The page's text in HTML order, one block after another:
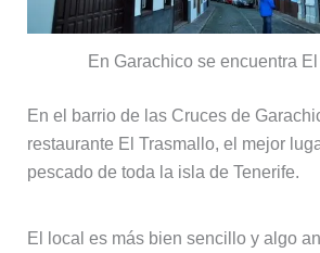
En Garachico se encuentra
En el barrio de las Cruces de
restaurante El Trasmallo, el mejor
pescado de toda la isla de Tenerife.
El local es más bien sencillo y algo